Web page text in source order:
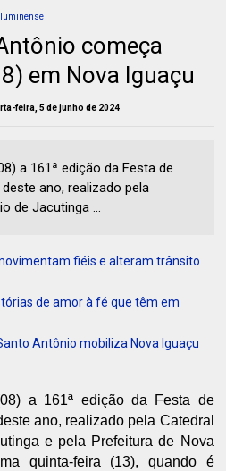
começa
em Nova Iguaçu
feira, 5 de junho de 2024
a 161ª edição da Festa de
ano, realizado pela
de Jacutinga ...
fiéis e alteram trânsito
de amor à fé que têm em
Antônio mobiliza Nova Iguaçu
a 161ª edição da Festa de
ano, realizado pela Catedral
e pela Prefeitura de Nova
quinta-feira (13), quando é